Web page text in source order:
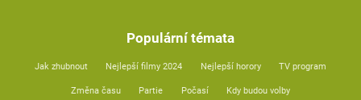
Populární témata
Jak zhubnout Nejlepší filmy 2024 Nejlepší horory TV program
Změna času Partie Počasí Kdy budou volby